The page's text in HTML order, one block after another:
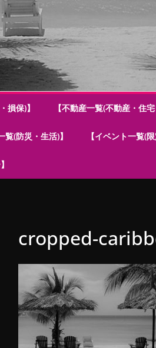
損保)】 【不動産一覧(不動産・住宅
覧(防災・生活)】 【イベント一覧(
cropped-